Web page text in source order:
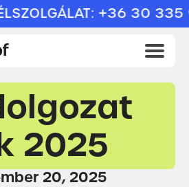
+36 30 335
2025
20, 2025